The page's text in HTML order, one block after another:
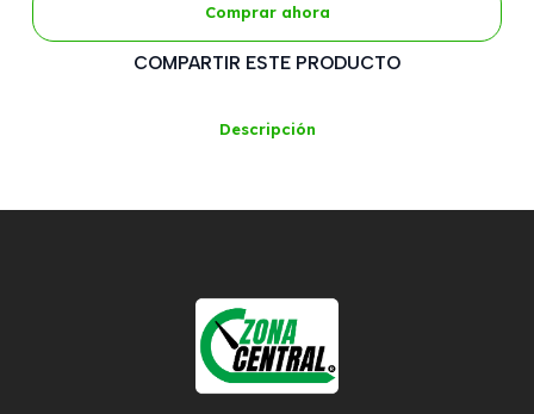
Comprar ahora
COMPARTIR ESTE PRODUCTO
Descripción